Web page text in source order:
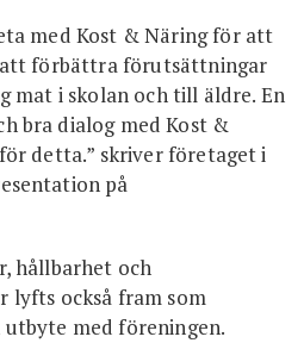
med Kost & Näring för att
förbättra förutsättningar
mat i skolan och till äldre. En
bra dialog med Kost &
detta.” skriver företaget i
på
hållbarhet och
lyfts också fram som
med föreningen.